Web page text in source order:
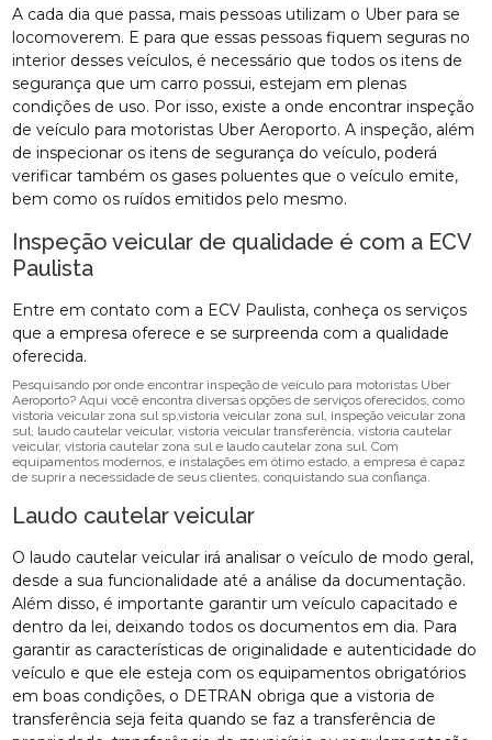
A cada dia que passa, mais pessoas utilizam o Uber para se
locomoverem. E para que essas pessoas fiquem seguras no
interior desses veículos, é necessário que todos os itens de
segurança que um carro possui, estejam em plenas
condições de uso. Por isso, existe a onde encontrar inspeção
de veículo para motoristas Uber Aeroporto. A inspeção, além
de inspecionar os itens de segurança do veículo, poderá
verificar também os gases poluentes que o veículo emite,
bem como os ruídos emitidos pelo mesmo.
Inspeção veicular de qualidade é com a ECV
Paulista
Entre em contato com a ECV Paulista, conheça os serviços
que a empresa oferece e se surpreenda com a qualidade
oferecida.
Pesquisando por onde encontrar inspeção de veículo para motoristas Uber
Aeroporto? Aqui você encontra diversas opções de serviços oferecidos, como
vistoria veicular zona sul sp,vistoria veicular zona sul, inspeção veicular zona
sul, laudo cautelar veicular, vistoria veicular transferência, vistoria cautelar
veicular, vistoria cautelar zona sul e laudo cautelar zona sul. Com
equipamentos modernos, e instalações em ótimo estado, a empresa é capaz
de suprir a necessidade de seus clientes, conquistando sua confiança.
Laudo cautelar veicular
O laudo cautelar veicular irá analisar o veículo de modo geral,
desde a sua funcionalidade até a análise da documentação.
Além disso, é importante garantir um veículo capacitado e
dentro da lei, deixando todos os documentos em dia. Para
garantir as características de originalidade e autenticidade do
veículo e que ele esteja com os equipamentos obrigatórios
em boas condições, o DETRAN obriga que a vistoria de
transferência seja feita quando se faz a transferência de